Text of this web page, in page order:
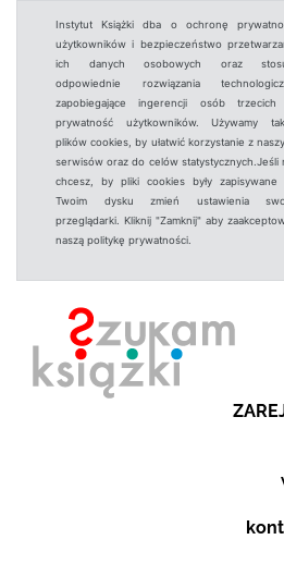
Instytut Książki dba o ochronę
użytkowników i bezpieczeństwo
ich danych osobowych oraz
odpowiednie rozwiązania
zapobiegające ingerencji osób
prywatność użytkowników. Używamy
plików cookies, by ułatwić korzystanie z
serwisów oraz do celów statystycznych.Jeśli
chcesz, by pliki cookies były zapisywane
Twoim dysku zmień ustawienia
przeglądarki. Kliknij "Zamknij" aby
naszą politykę prywatności.